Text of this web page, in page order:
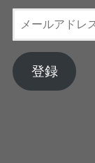
ー
ア
ド
登録